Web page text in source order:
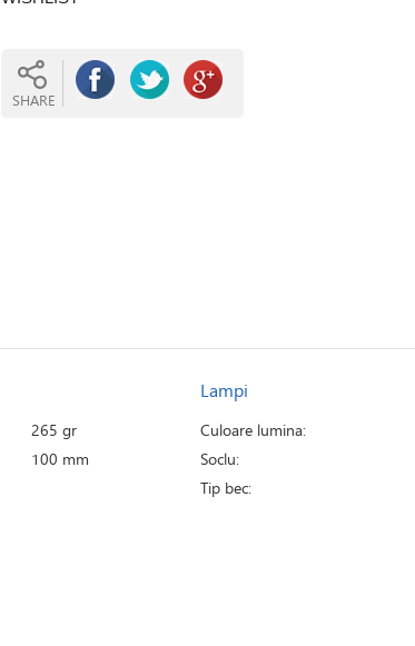
SHARE
265 gr
100 mm
Lampi
Culoare lumina:
Soclu:
Tip bec: